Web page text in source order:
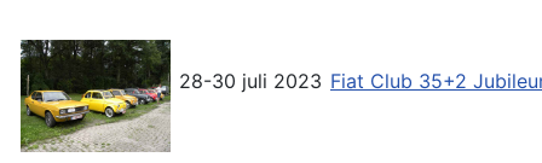
28-30 juli 2023 Fiat Club 35+2